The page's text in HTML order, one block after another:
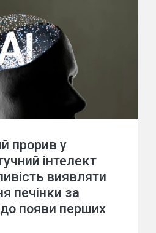
прорив у
інтелект
виявляти
печінки за
до появи перших